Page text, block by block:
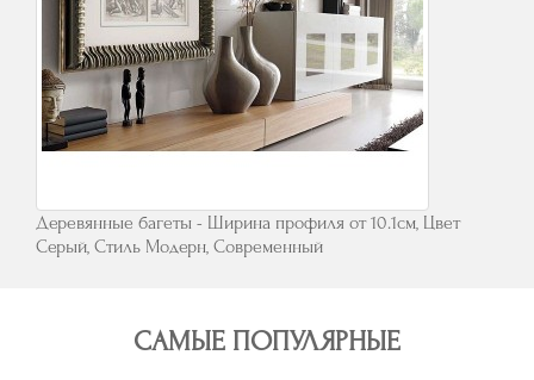
Деревянные багеты - Ширина профиля от 10.1см, Цвет
Серый, Стиль Модерн, Современный
САМЫЕ ПОПУЛЯРНЫЕ